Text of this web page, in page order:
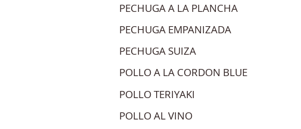
PECHUGA A LA PLANCHA
PECHUGA EMPANIZADA
PECHUGA SUIZA
POLLO A LA CORDON BLUE
POLLO TERIYAKI
POLLO AL VINO